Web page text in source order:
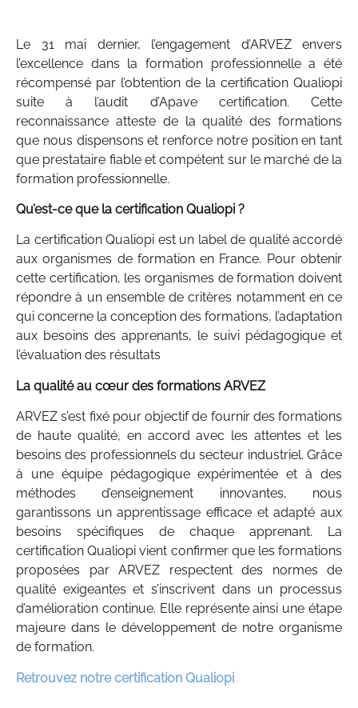
Le 31 mai dernier, l’engagement d’ARVEZ envers
l’excellence dans la formation professionnelle a été
récompensé par l’obtention de la certification Qualiopi
suite à l’audit d’Apave certification. Cette
reconnaissance atteste de la qualité des formations
que nous dispensons et renforce notre position en tant
que prestataire fiable et compétent sur le marché de la
formation professionnelle.
Qu’est-ce que la certification Qualiopi ?
La certification Qualiopi est un label de qualité accordé
aux organismes de formation en France. Pour obtenir
cette certification, les organismes de formation doivent
répondre à un ensemble de critères notamment en ce
qui concerne la conception des formations, l’adaptation
aux besoins des apprenants, le suivi pédagogique et
l’évaluation des résultats
La qualité au cœur des formations ARVEZ
ARVEZ s’est fixé pour objectif de fournir des formations
de haute qualité, en accord avec les attentes et les
besoins des professionnels du secteur industriel. Grâce
à une équipe pédagogique expérimentée et à des
méthodes d’enseignement innovantes, nous
garantissons un apprentissage efficace et adapté aux
besoins spécifiques de chaque apprenant. La
certification Qualiopi vient confirmer que les formations
proposées par ARVEZ respectent des normes de
qualité exigeantes et s’inscrivent dans un processus
d’amélioration continue. Elle représente ainsi une étape
majeure dans le développement de notre organisme
de formation.
Retrouvez notre certification Qualiopi